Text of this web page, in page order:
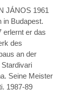
JÁNOS 1961
in Budapest.
erlernt er das
des
an der
Seine Meister
1987-89